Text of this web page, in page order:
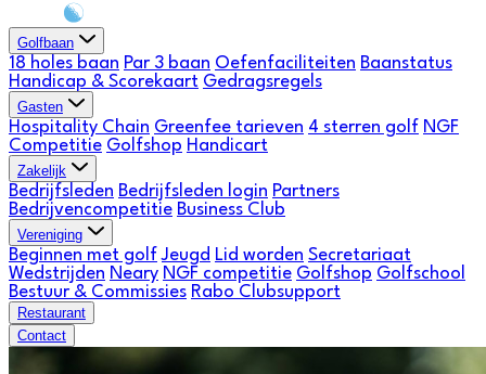
Golfbaan
18 holes baan Par 3 baan Oefenfaciliteiten Baanstatus
Handicap & Scorekaart Gedragsregels
Gasten
Hospitality Chain Greenfee tarieven 4 sterren golf NGF
Competitie Golfshop Handicart
Zakelijk
Bedrijfsleden Bedrijfsleden login Partners
Bedrijvencompetitie Business Club
Vereniging
Beginnen met golf Jeugd Lid worden Secretariaat
Wedstrijden Neary NGF competitie Golfshop Golfschool
Bestuur & Commissies Rabo Clubsupport
Restaurant
Contact